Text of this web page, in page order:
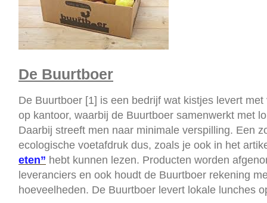
De Buurtboer
De Buurtboer [1] is een bedrijf wat kistjes levert
op kantoor, waarbij de Buurtboer samenwerkt met
Daarbij streeft men naar minimale verspilling. Een
ecologische voetafdruk dus, zoals je ook in het
eten” hebt kunnen lezen. Producten worden
leveranciers en ook houdt de Buurtboer rekening
hoeveelheden. De Buurtboer levert lokale lunches